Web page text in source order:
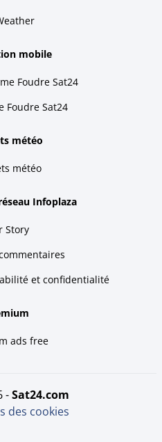
mobile
Foudre Sat24
Foudre Sat24
météo
météo
Infoplaza
Story
et confidentialité
ads free
- sat24.com
des cookies